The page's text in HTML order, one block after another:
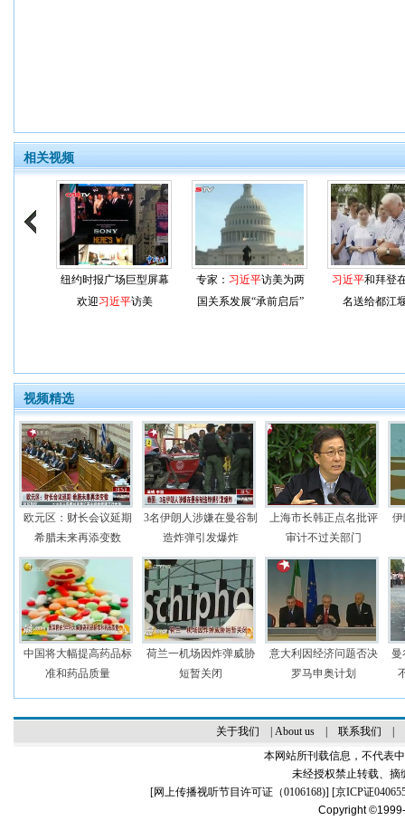
相关视频
纽约时报广场巨型屏幕
欢迎习近平访美
专家： 习近平访美为两
国关系发展“承前启后”
习近平和拜登
名送给都江
视频精选
欧元区：财长会议延期
希腊未来再添变数
3名伊朗人涉嫌在曼谷制
造炸弹引发爆炸
上海市长韩正点名批评
审计不过关部门
中国将大幅提高药品标
准和药品质量
荷兰一机场因炸弹威胁
短暂关闭
意大利因经济问题否决
罗马申奥计划
曼
关于我们 About us| 联系我们
本网站所刊载信息，不代表
未经授权禁止转载、摘
[网上传播视听节目许可证（0106168)] [京ICP证
Copyright